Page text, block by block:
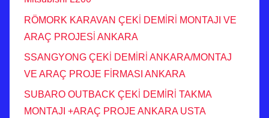
RÖMORK KARAVAN ÇEKİ DEMİRİ MONTAJI VE
ARAÇ PROJESİ ANKARA
SSANGYONG ÇEKİ DEMİRİ ANKARA/MONTAJ
VE ARAÇ PROJE FİRMASI ANKARA
SUBARO OUTBACK ÇEKİ DEMİRİ TAKMA
MONTAJI +ARAÇ PROJE ANKARA USTA